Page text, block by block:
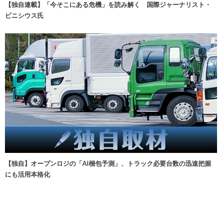
【独自連載】「今そこにある危機」を読み解く 国際ジャーナリスト・
ビニシウス氏
【独自】オープンロジの「AI梱包予測」、トラック必要台数の迅速把握
にも活用本格化